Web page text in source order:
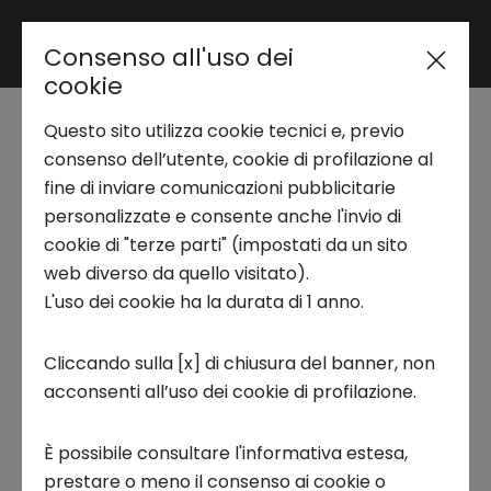
Area riservata
Trend Analysis
Applied Research
Startup Development
Business Transformation
Ecosystem enabling
We Make Future: dal 4
al 6 giugno a Bologna
4 GIUGNO 2025
Consenso all'uso dei
cookie
Questo sito utilizza cookie tecnici e, previo
consenso dell’utente, cookie di profilazione al
fine di inviare comunicazioni pubblicitarie
personalizzate e consente anche l'invio di
cookie di "terze parti" (impostati da un sito
web diverso da quello visitato).
L'uso dei cookie ha la durata di 1 anno.
Cliccando sulla [x] di chiusura del banner, non
acconsenti all’uso dei cookie di profilazione.
È possibile consultare l'informativa estesa,
prestare o meno il consenso ai cookie o